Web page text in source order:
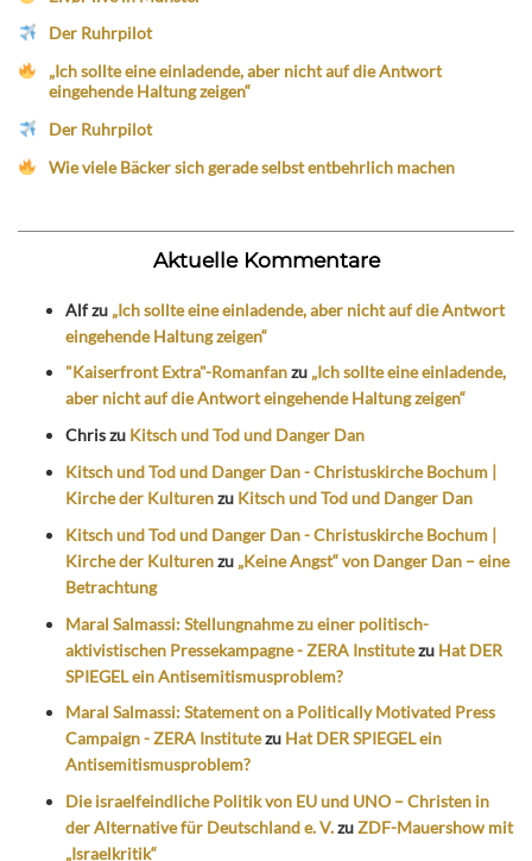
Der Ruhrpilot
„Ich sollte eine einladende, aber nicht auf die Antwort
eingehende Haltung zeigen“
Der Ruhrpilot
Wie viele Bäcker sich gerade selbst entbehrlich machen
Aktuelle Kommentare
Alfzu „Ich sollte eine einladende, aber nicht auf die Antwort
eingehende Haltung zeigen“
"Kaiserfront Extra"-Romanfanzu „Ich sollte eine einladende,
aber nicht auf die Antwort eingehende Haltung zeigen“
Chriszu Kitsch und Tod und Danger Dan
Kitsch und Tod und Danger Dan - Christuskirche Bochum |
Kirche der Kulturenzu Kitsch und Tod und Danger Dan
Kitsch und Tod und Danger Dan - Christuskirche Bochum |
Kirche der Kulturenzu „Keine Angst“ von Danger Dan – eine
Betrachtung
Maral Salmassi: Stellungnahme zu einer politisch-
aktivistischen Pressekampagne - ZERA Institutezu Hat DER
SPIEGEL ein Antisemitismusproblem?
Maral Salmassi: Statement on a Politically Motivated Press
Campaign - ZERA Institutezu Hat DER SPIEGEL ein
Antisemitismusproblem?
Die israelfeindliche Politik von EU und UNO – Christen in
der Alternative für Deutschland e. V.zuZDF-Mauershow mit
„Israelkritik“